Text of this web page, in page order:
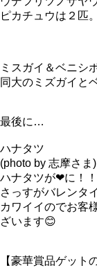
ピカチュウは２匹。
ミスガイ＆ベニシ
同大のミズガイと
最後に…
ハナタツ
(photo by 志摩さま)
ハナタツが❤に！！
さっすがバレンタ
カワイイのでお客
ざいます😊
【豪華賞品ゲット